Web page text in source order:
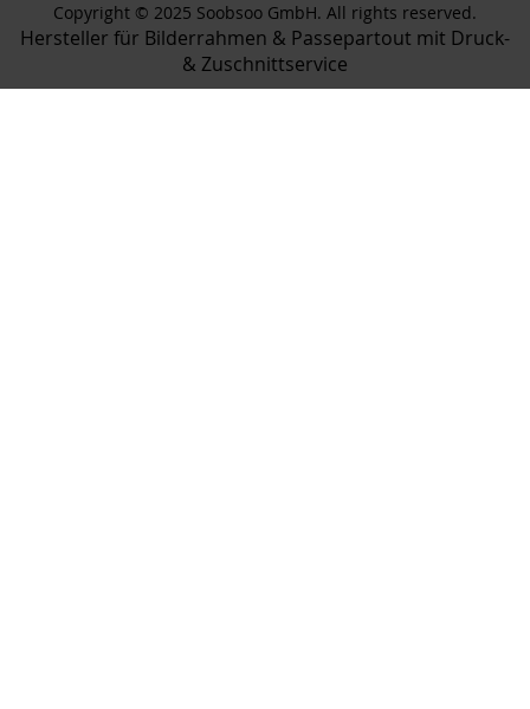
Copyright © 2025 Soobsoo GmbH. All rights reserved.
Hersteller für Bilderrahmen & Passepartout mit Druck-
& Zuschnittservice